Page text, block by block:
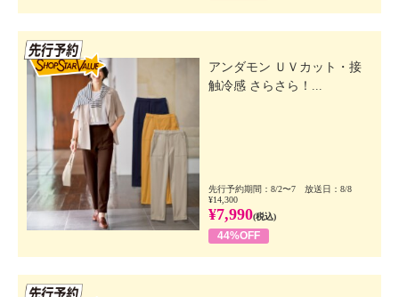
アンダモン ＵＶカット・接
触冷感 さらさら！...
先行予約期間：8/2〜7 放送日：8/8
¥14,300
¥7,990(税込)
44%OFF